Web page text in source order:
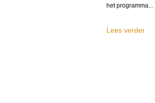
het programma...
Lees verder